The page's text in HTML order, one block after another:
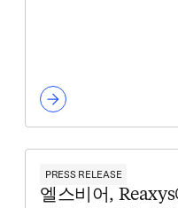
PRESS RELEASE
엘스비어,